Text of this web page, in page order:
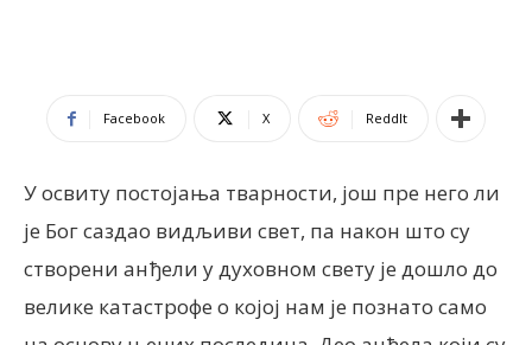
Facebook X ReddIt
У освиту постојања тварности, још пре него ли
је Бог саздао видљиви свет, па након што су
створени анђели у духовном свету је дошло до
велике катастрофе о којој нам је познато само